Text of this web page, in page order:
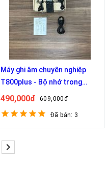
Máy ghi âm chuyên nghiệp
T800plus - Bộ nhớ trong
16GB
490,000đ 609,000đ
Đã bán: 3